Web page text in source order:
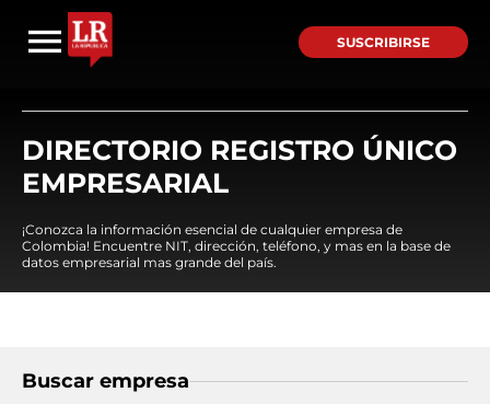
SUSCRIBIRSE
DIRECTORIO REGISTRO ÚNICO
EMPRESARIAL
¡Conozca la información esencial de cualquier empresa de
Colombia! Encuentre NIT, dirección, teléfono, y mas en la base de
datos empresarial mas grande del país.
Buscar empresa